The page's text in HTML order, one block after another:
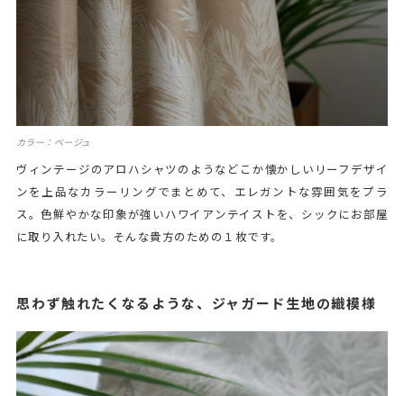
カラー：ベージュ
ヴィンテージのアロハシャツのようなどこか懐かしいリーフデザイ
ンを上品なカラーリングでまとめて、エレガントな雰囲気をプラ
ス。色鮮やかな印象が強いハワイアンテイストを、シックにお部屋
に取り入れたい。そんな貴方のための１枚です。
思わず触れたくなるような、ジャガード生地の織模様